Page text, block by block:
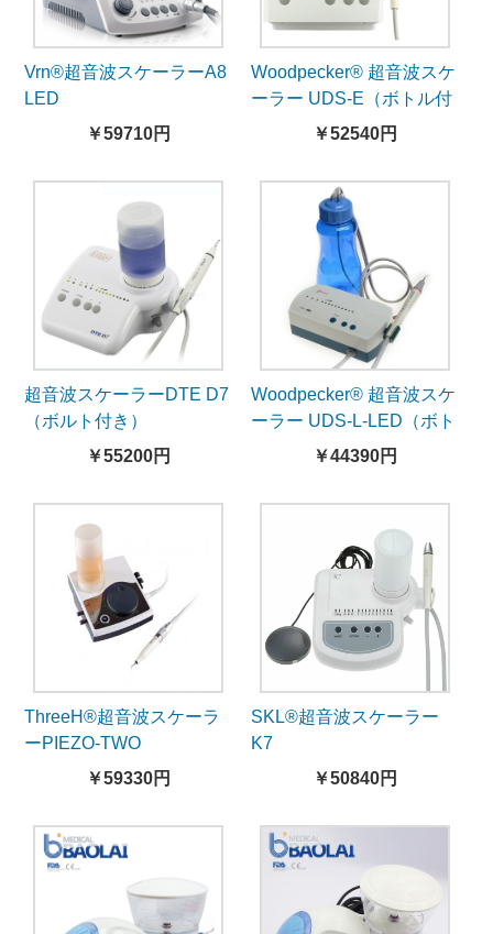
Vrn®超音波スケーラーA8
LED
￥59710円
Woodpecker® 超音波スケ
ーラー UDS-E（ボトル付
￥52540円
超音波スケーラーDTE D7
（ボルト付き）
￥55200円
Woodpecker® 超音波スケ
ーラー UDS-L-LED（ボト
ル付き）￥44390円
ThreeH®超音波スケーラ
ーPIEZO-TWO
￥59330円
SKL®超音波スケーラー
K7
￥50840円